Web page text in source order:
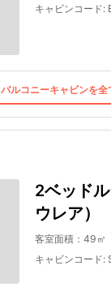
キャビンコード:
バルコニーキャビンを
2ベッド
ウレア）
客室面積：49
キャビンコード: